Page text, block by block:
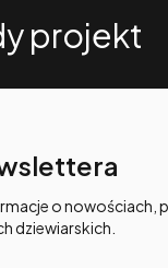
projekt
o nowościach,
dziewiarskich.